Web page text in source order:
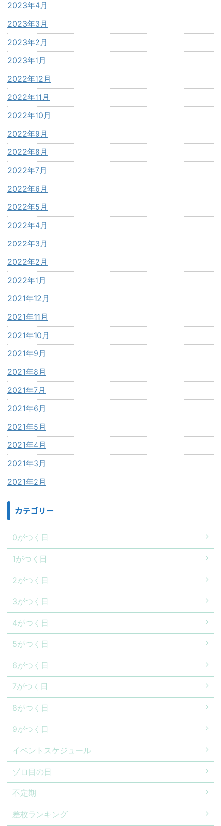
2023年4月
2023年3月
2023年2月
2023年1月
2022年12月
2022年11月
2022年10月
2022年9月
2022年8月
2022年7月
2022年6月
2022年5月
2022年4月
2022年3月
2022年2月
2022年1月
2021年12月
2021年11月
2021年10月
2021年9月
2021年8月
2021年7月
2021年6月
2021年5月
2021年4月
2021年3月
2021年2月
カテゴリー
0がつく日
1がつく日
2がつく日
3がつく日
4がつく日
5がつく日
6がつく日
7がつく日
8がつく日
9がつく日
イベントスケジュール
ゾロ目の日
不定期
差枚ランキング